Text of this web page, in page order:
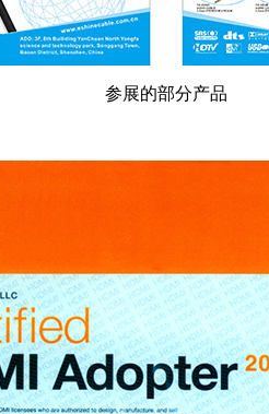
参展的部分产品